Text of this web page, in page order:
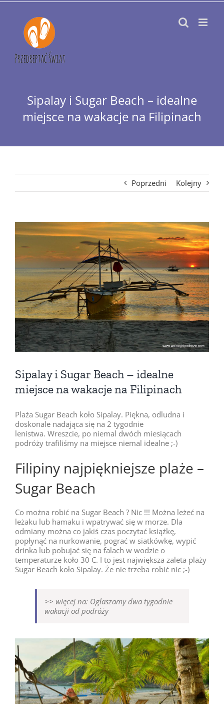
Przejdź
zawartości
Sipalay i Sugar Beach – idealne
miejsce na wakacje na Filipinach
Poprzedni Kolejny
Pokaż
większy
obrazek
Sipalay i Sugar Beach – idealne
miejsce na wakacje na Filipinach
Plaża Sugar Beach koło Sipalay. Piękna, odludna i
doskonale nadająca się na 2 tygodnie
lenistwa. Wreszcie, po niemal dwóch miesiącach
podróży trafiliśmy na miejsce niemal idealne ;-)
Filipiny najpiękniejsze plaże –
Sugar Beach
Co można robić na Sugar Beach ? Nic !!! Można leżeć na
leżaku lub hamaku i wpatrywać się w morze. Dla
odmiany można co jakiś czas poczytać książkę,
popłynąć na nurkowanie, pograć w siatkówkę, wypić
drinka lub pobujać się na falach w wodzie o
temperaturze koło 30 C. I to jest największa zaleta plaży
Sugar Beach koło Sipalay. Że nie trzeba robić nic ;-)
>> więcej na: Ogłaszamy dwa tygodnie
wakacji od podróży